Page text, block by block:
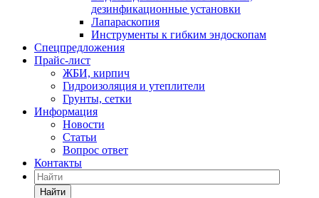
дезинфикационные установки
Лапараскопия
Инструменты к гибким эндоскопам
Спецпредложения
Прайс-лист
ЖБИ, кирпич
Гидроизоляция и утеплители
Грунты, сетки
Информация
Новости
Статьи
Вопрос ответ
Контакты
Найти